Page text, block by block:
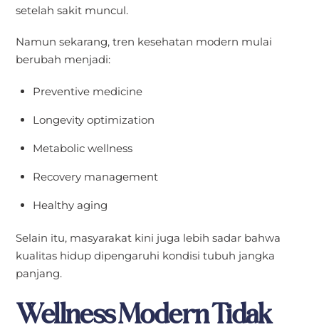
setelah sakit muncul.
Namun sekarang, tren kesehatan modern mulai
berubah menjadi:
Preventive medicine
Longevity optimization
Metabolic wellness
Recovery management
Healthy aging
Selain itu, masyarakat kini juga lebih sadar bahwa
kualitas hidup dipengaruhi kondisi tubuh jangka
panjang.
Wellness Modern Tidak